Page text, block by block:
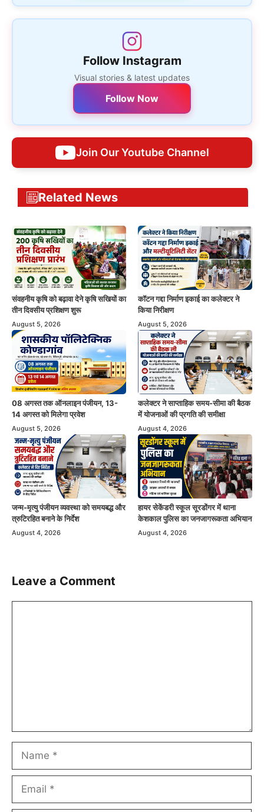
Follow Instagram
Visual stories & latest updates
Follow Now
Join Our Youtube Channel
Related News
संवहनीय कृषि को बढ़ावा देने कृषि सखियों का
तीन दिवसीय प्रशिक्षण शुरू
August 5, 2026
कॉटन गद्दा निर्माण इकाई का कलेक्टर ने
किया निरीक्षण
August 5, 2026
08 अगस्त तक ऑनलाइन पंजीयन, 13-
14 अगस्त को मिलेगा प्रवेश
August 5, 2026
कलेक्टर ने साप्ताहिक समय-सीमा की बैठक
में योजनाओं की प्रगति की समीक्षा
August 4, 2026
जन्म-मृत्यु पंजीयन व्यवस्था को समयबद्ध और
त्रुटिरहित बनाने के निर्देश
August 4, 2026
हायर सेकेंडरी स्कूल सूरडोंगर में थाना
केशकाल पुलिस का जनजागरूकता अभियान
August 4, 2026
Leave a Comment
Name
Email